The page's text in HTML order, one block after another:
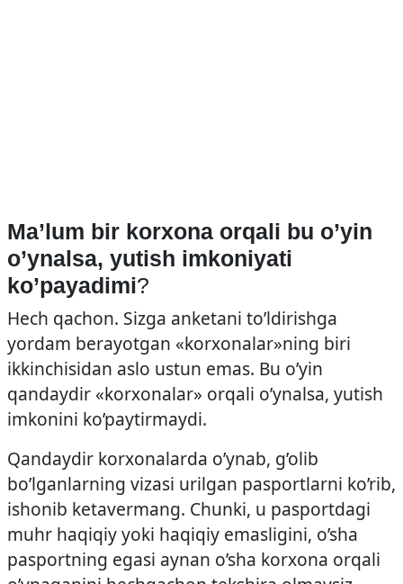
Ma’lum bir korxona orqali bu o’yin
o’ynalsa, yutish imkoniyati
ko’payadimi?
Hech qachon. Sizga anketani to’ldirishga
yordam berayotgan «korxonalar»ning biri
ikkinchisidan aslo ustun emas. Bu o’yin
qandaydir «korxonalar» orqali o’ynalsa, yutish
imkonini ko’paytirmaydi.
Qandaydir korxonalarda o’ynab, g’olib
bo’lganlarning vizasi urilgan pasportlarni ko’rib,
ishonib ketavermang. Chunki, u pasportdagi
muhr haqiqiy yoki haqiqiy emasligini, o’sha
pasportning egasi aynan o’sha korxona orqali